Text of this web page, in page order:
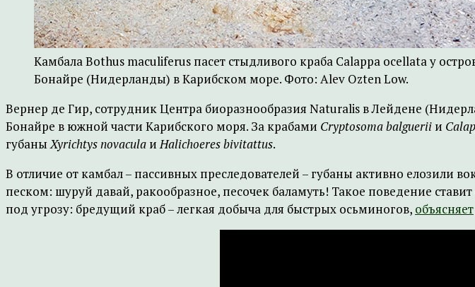
Камбала Bothus maculiferus пасет стыдливого краба Calappa ocellata у
Бонайре (Нидерланды) в Карибском море. Фото: Alev Ozten Low.
Вернер де Гир, сотрудник Центра биоразнообразия Naturalis в Лейдене
Бонайре в южной части Карибского моря. За крабами Cryptosoma balguerii и
губаныXyrichtys novacula иHalichoeres bivitattus.
В отличие от камбал – пассивных преследователей – губаны активно елозили
песком: шуруй давай, ракообразное, песочек баламуть! Такое поведение
под угрозу: бредущий краб – легкая добыча для быстрых осьминогов, объясняет